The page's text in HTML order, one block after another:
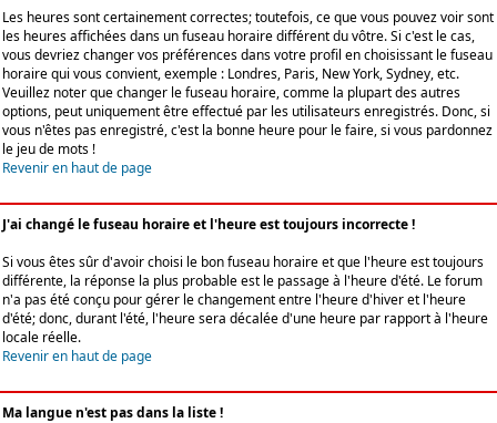
Les heures sont certainement correctes; toutefois, ce que vous pouvez voir sont
les heures affichées dans un fuseau horaire différent du vôtre. Si c'est le cas,
vous devriez changer vos préférences dans votre profil en choisissant le fuseau
horaire qui vous convient, exemple : Londres, Paris, New York, Sydney, etc.
Veuillez noter que changer le fuseau horaire, comme la plupart des autres
options, peut uniquement être effectué par les utilisateurs enregistrés. Donc, si
vous n'êtes pas enregistré, c'est la bonne heure pour le faire, si vous pardonnez
le jeu de mots !
Revenir en haut de page
J'ai changé le fuseau horaire et l'heure est toujours incorrecte !
Si vous êtes sûr d'avoir choisi le bon fuseau horaire et que l'heure est toujours
différente, la réponse la plus probable est le passage à l'heure d'été. Le forum
n'a pas été conçu pour gérer le changement entre l'heure d'hiver et l'heure
d'été; donc, durant l'été, l'heure sera décalée d'une heure par rapport à l'heure
locale réelle.
Revenir en haut de page
Ma langue n'est pas dans la liste !